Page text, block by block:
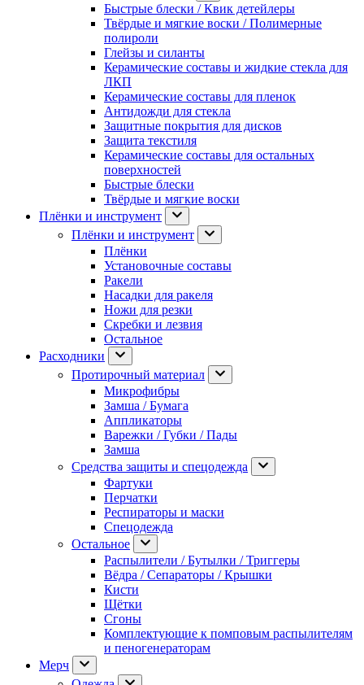
Быстрые блески / Квик детейлеры
Твёрдые и мягкие воски / Полимерные
полироли
Глейзы и силанты
Керамические составы и жидкие стекла для
ЛКП
Керамические составы для пленок
Антидожди для стекла
Защитные покрытия для дисков
Защита текстиля
Керамические составы для остальных
поверхностей
Быстрые блески
Твёрдые и мягкие воски
Плёнки и инструмент
Плёнки и инструмент
Плёнки
Установочные составы
Ракели
Насадки для ракеля
Ножи для резки
Скребки и лезвия
Остальное
Расходники
Протирочный материал
Микрофибры
Замша / Бумага
Аппликаторы
Варежки / Губки / Пады
Замша
Средства защиты и спецодежда
Фартуки
Перчатки
Респираторы и маски
Спецодежда
Остальное
Распылители / Бутылки / Триггеры
Вёдра / Сепараторы / Крышки
Кисти
Щётки
Сгоны
Комплектующие к помповым распылителям
и пеногенераторам
Мерч